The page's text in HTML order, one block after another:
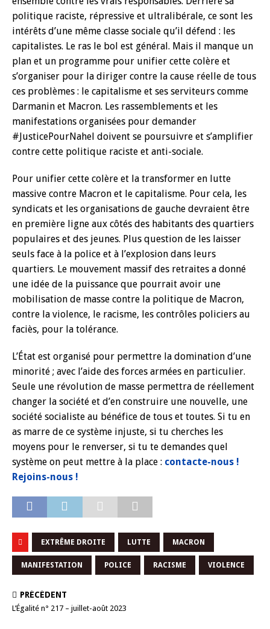
politique raciste, répressive et ultralibérale, ce sont les
intérêts d’une même classe sociale qu’il défend : les
capitalistes. Le ras le bol est général. Mais il manque un
plan et un programme pour unifier cette colère et
s’organiser pour la diriger contre la cause réelle de tous
ces problèmes : le capitalisme et ses serviteurs comme
Darmanin et Macron. Les rassemblements et les
manifestations organisées pour demander
#JusticePourNahel doivent se poursuivre et s’amplifier
contre cette politique raciste et anti-sociale.
Pour unifier cette colère et la transformer en lutte
massive contre Macron et le capitalisme. Pour cela, les
syndicats et les organisations de gauche devraient être
en première ligne aux côtés des habitants des quartiers
populaires et des jeunes. Plus question de les laisser
seuls face à la police et à l’explosion dans leurs
quartiers. Le mouvement massif des retraites a donné
une idée de la puissance que pourrait avoir une
mobilisation de masse contre la politique de Macron,
contre la violence, le racisme, les contrôles policiers au
faciès, pour la tolérance.
L’État est organisé pour permettre la domination d’une
minorité ; avec l’aide des forces armées en particulier.
Seule une révolution de masse permettra de réellement
changer la société et d’en construire une nouvelle, une
société socialiste au bénéfice de tous et toutes. Si tu en
as marre de ce système injuste, si tu cherches les
moyens pour le renverser, si tu te demandes quel
système on peut mettre à la place : contacte-nous !
Rejoins-nous !
EXTRÊME DROITE LUTTE MACRON
MANIFESTATION POLICE RACISME VIOLENCE
PRÉCÉDENT
L’Égalité n° 217 – juillet-août 2023